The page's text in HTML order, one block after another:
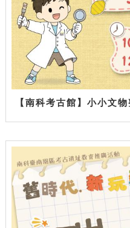
【南科考古館】小小文